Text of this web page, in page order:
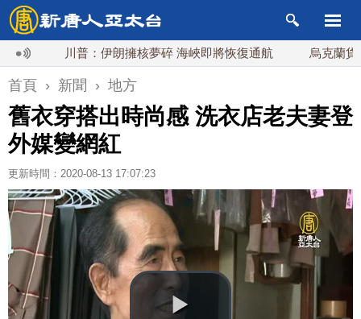
川普：伊朗擁核夢碎 海峽即將恢復通航 烏克蘭貨機旁驚
首頁 › 新聞 › 地方
舊衣穿搭出時尚感 洗衣店老夫妻登
外媒變網紅
更新時間：2020-08-13 17:07:23